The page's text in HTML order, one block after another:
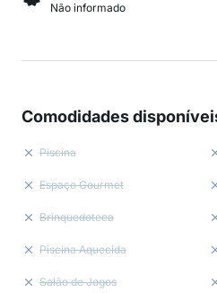
Não informado
Comodidades
Piscina
Espaço Gourmet
Brinquedoteca
Piscina Aquecida
Salão de Jogos